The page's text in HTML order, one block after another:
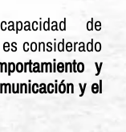
de
considerado
y
y el